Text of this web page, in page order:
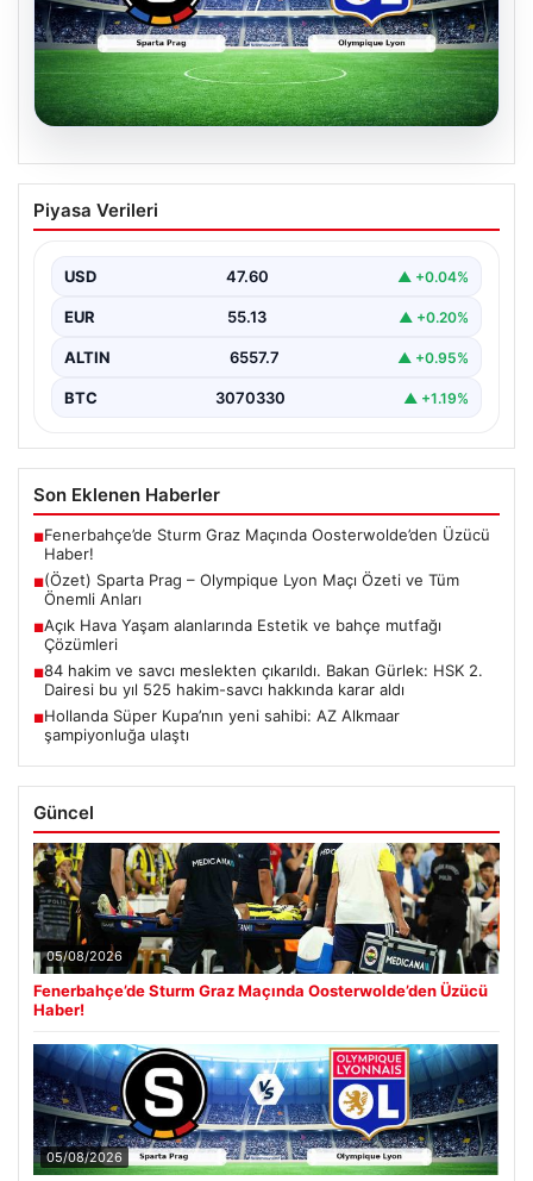
05.08.2026
(Özet) Sparta Prag – Olympique Lyon
Maçı Özeti ve Tüm Önemli Anları
Piyasa Verileri
USD 47.60 ▲ +0.04%
EUR 55.13 ▲ +0.20%
ALTIN 6557.7 ▲ +0.95%
BTC 3070330 ▲ +1.19%
Son Eklenen Haberler
■Fenerbahçe’de Sturm Graz Maçında Oosterwolde’den Üzücü
Haber!
■(Özet) Sparta Prag – Olympique Lyon Maçı Özeti ve Tüm
Önemli Anları
■Açık Hava Yaşam alanlarında Estetik ve bahçe mutfağı
Çözümleri
■84 hakim ve savcı meslekten çıkarıldı. Bakan Gürlek: HSK 2.
Dairesi bu yıl 525 hakim-savcı hakkında karar aldı
■Hollanda Süper Kupa’nın yeni sahibi: AZ Alkmaar
şampiyonluğa ulaştı
Güncel
05/08/2026
Fenerbahçe’de Sturm Graz Maçında Oosterwolde’den Üzücü
Haber!
05/08/2026